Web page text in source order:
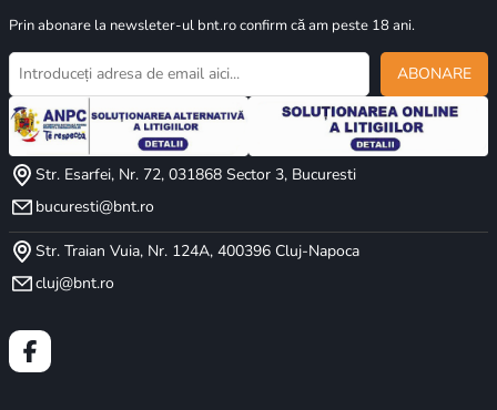
Prin abonare la newsleter-ul bnt.ro confirm că am peste 18 ani.
ABONARE
Str. Esarfei, Nr. 72, 031868 Sector 3, Bucuresti
bucuresti@bnt.ro
Str. Traian Vuia, Nr. 124A, 400396 Cluj-Napoca
cluj@bnt.ro